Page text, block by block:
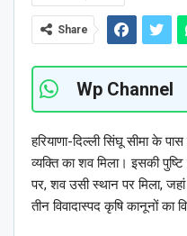
Share
Wp Channel
हरियाणा-दिल्ली सिंघू सीमा के
व्यक्ति का शव मिला। इसकी
पर, शव उसी स्थान पर मिला,
तीन विवादास्पद कृषि कानूनों का